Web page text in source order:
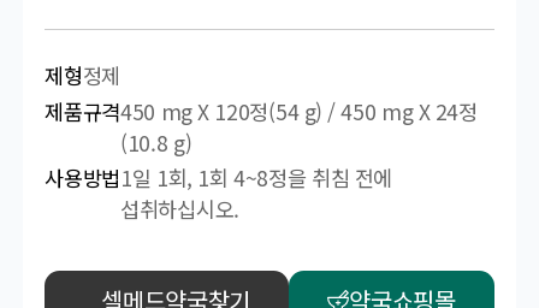
제형정제
제품규격450 mg X 120정(54 g) / 450 mg X 24정
(10.8 g)
사용방법1일 1회, 1회 4~8정을 취침 전에
섭취하십시오.
셀메드약국찾기 약국쇼핑몰